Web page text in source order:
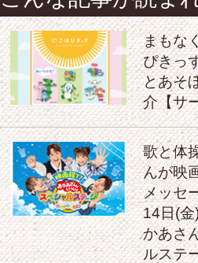
まもな
ぴきっ
とあそ
介【サ
歌と体
んが映
メッセ
14日(金
かあさ
ルステ